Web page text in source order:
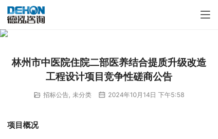
林州市中医院住院二部医养结合提质升级改造
工程设计项目竞争性磋商公告
招标公告 未分类 2024年10月14日 下午5:58
项目概况